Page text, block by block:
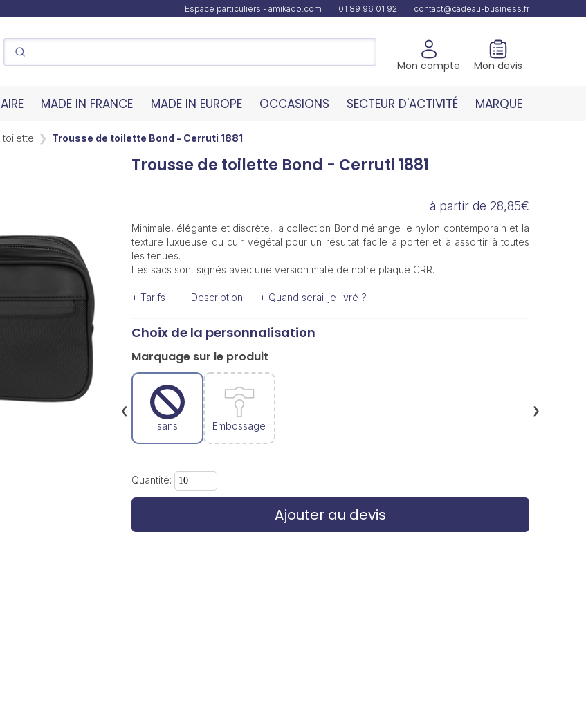
Espace particuliers - amikado.com 01 89 96 01 92 contact@cadeau-business.fr
Mon compte Mon devis
MADE IN FRANCE MADE IN EUROPE OCCASIONS SECTEUR D'ACTIVITÉ MARQUE
toilette Trousse de toilette Bond - Cerruti 1881
Trousse de toilette Bond - Cerruti 1881
à partir de 28,85€
Minimale, élégante et discrète, la collection Bond mélange le nylon contemporain et la
texture luxueuse du cuir végétal pour un résultat facile à porter et à assortir à toutes
les tenues.
Les sacs sont signés avec une version mate de notre plaque CRR.
+ Tarifs + Description + Quand serai-je livré ?
Choix de la personnalisation
Marquage sur le produit
sans Embossage
❯
❮
Quantité:
Ajouter au devis